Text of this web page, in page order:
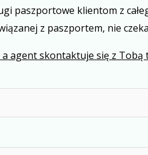
paszportowe klientom z
z paszportem, nie
agent skontaktuje się z Tobą